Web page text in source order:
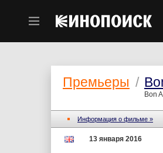
Премьеры /
Bon
Информация о фильме »
13 января 2016